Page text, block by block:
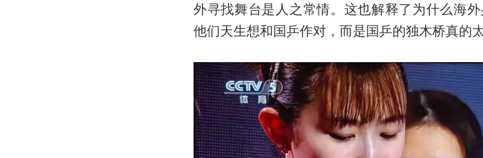
外寻找舞台是人之常情。这也解释了为什么海
他们天生想和国乒作对，而是国乒的独木桥真的太